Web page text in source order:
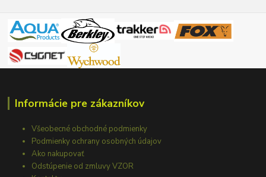
Informácie pre zákazníkov
Všeobecné obchodné podmienky
Podmienky ochrany osobných údajov
Ako nakupovať
Odstúpenie od zmluvy VZOR